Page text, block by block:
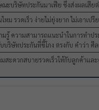
ะบริษัทประกันมาเฟีย ซึ่งส่งผลเสี
ม รวดเร็ว ง่ายไม่ยุ่งยาก ไม่เอาเปรี
รู้ ความสามารถแนะนำในการทำ
ริษัทประกันที่ขี้โกง ตรงกับ คำว่า ศี
สะดวกสบายรวดเร็วให้กับลูกค้าแ